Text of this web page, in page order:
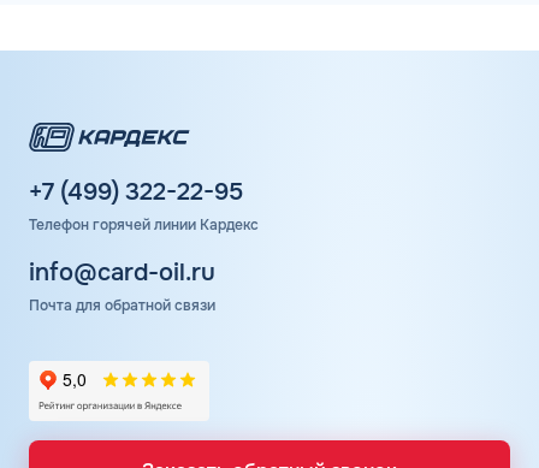
+7 (499) 322-22-95
Телефон горячей линии Кардекс
info@card-oil.ru
Почта для обратной связи